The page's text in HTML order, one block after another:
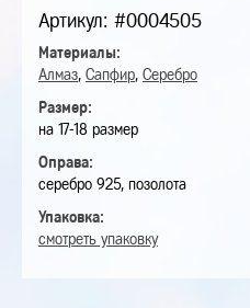
Артикул: #0004505
Материалы:
Алмаз, Сапфир, Серебро
Размер:
на 17-18 размер
Оправа:
серебро 925, позолота
Упаковка:
смотреть упаковку